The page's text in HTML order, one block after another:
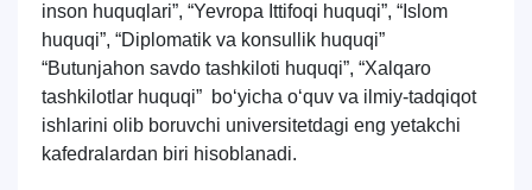
inson huquqlari”, “Yevropa Ittifoqi huquqi”, “Islom
huquqi”, “Diplomatik va konsullik huquqi”
“Butunjahon savdo tashkiloti huquqi”, “Xalqaro
tashkilotlar huquqi” bo‘yicha o‘quv va ilmiy-tadqiqot
ishlarini olib boruvchi universitetdagi eng yetakchi
kafedralardan biri hisoblanadi.